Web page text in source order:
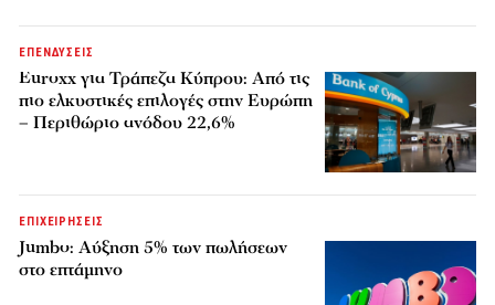
ΕΠΕΝΔΥΣΕΙΣ
Euroxx για Τράπεζα Κύπρου: Από τις
πιο ελκυστικές επιλογές στην Ευρώπη
– Περιθώριο ανόδου 22,6%
ΕΠΙΧΕΙΡΗΣΕΙΣ
Jumbo: Αύξηση 5% των πωλήσεων
στο επτάμηνο